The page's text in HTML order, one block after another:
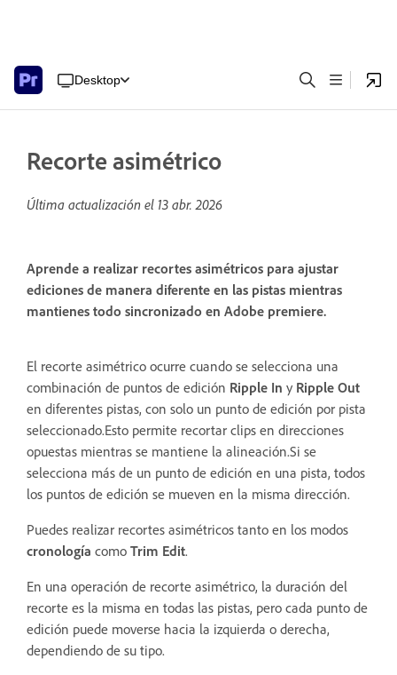
Desktop
Recorte asimétrico
Última actualización el 13 abr. 2026
Aprende a realizar recortes asimétricos para ajustar
ediciones de manera diferente en las pistas mientras
mantienes todo sincronizado en Adobe premiere.
El recorte asimétrico ocurre cuando se selecciona una
combinación de puntos de edición Ripple In y Ripple Out
en diferentes pistas, con solo un punto de edición por pista
seleccionado.Esto permite recortar clips en direcciones
opuestas mientras se mantiene la alineación.Si se
selecciona más de un punto de edición en una pista, todos
los puntos de edición se mueven en la misma dirección.
Puedes realizar recortes asimétricos tanto en los modos
cronología como Trim Edit.
En una operación de recorte asimétrico, la duración del
recorte es la misma en todas las pistas, pero cada punto de
edición puede moverse hacia la izquierda o derecha,
dependiendo de su tipo.